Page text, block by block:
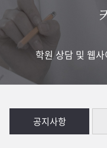
학원 상담 및 웹
공지사항